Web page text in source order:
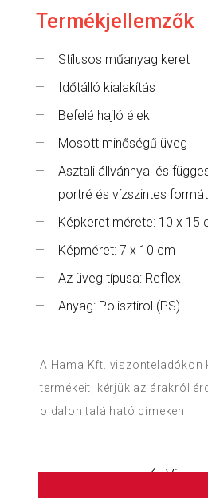
Termékjellemzők
Stílusos műanyag keret
Időtálló kialakítás
Befelé hajló élek
Mosott minőségű üveg
Asztali állvánnyal és
portré és vízszintes
Képkeret mérete: 10 x 15
Képméret: 7 x 10 cm
Az üveg típusa: Reflex
Anyag: Polisztirol (PS)
A Hama Kft. viszonteladókon
termékeit, kérjük az árakról
oldalon található címeken.
Vissza